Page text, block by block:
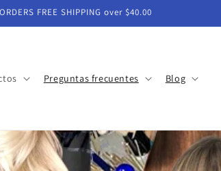
FREE SHIPPING over $40.00
Preguntas frecuentes Blog